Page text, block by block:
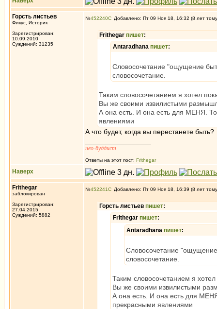
Горсть листьев
Фикус, Историк
Зарегистрирован:
10.09.2010
Суждений: 31235
№452240 Добавлено: Пт 09 Ноя 18, 16:32 (8 лет
Frithegar пишет:
Antaradhana пишет:
Словосочетание "ощущение
словосочетание.
Таким словосочетанием я хотел
Вы же своими извилистыми
А она есть. И она есть для МЕНЯ.
явлениями
А что будет, когда вы перестанете быть?
нео-буддист
Ответы на этот пост: Frithegar
Наверх
Frithegar
заблокирован
Зарегистрирован:
27.04.2015
Суждений: 5882
№452241 Добавлено: Пт 09 Ноя 18, 16:39 (8 лет
Горсть листьев пишет:
Frithegar пишет:
Antaradhana пишет:
Словосочетание
словосочетание.
Таким словосочетанием я
Вы же своими извилистыми
А она есть. И она есть для
прекрасными явлениями